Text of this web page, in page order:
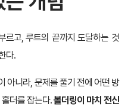
고, 루트의 끝까지 도달하는 것
다.
아니라, 문제를 풀기 전에 어떤 방
더를 잡는다.볼더링이 마치 전신